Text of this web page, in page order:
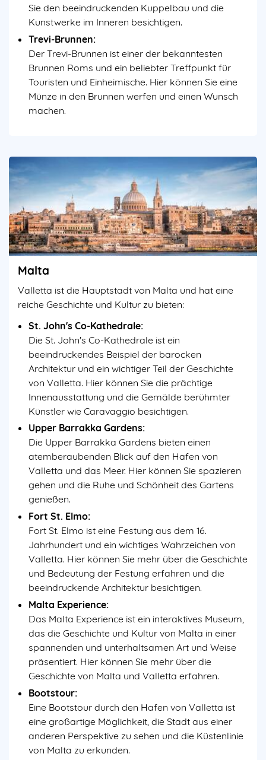
Sie den beeindruckenden Kuppelbau und die
Kunstwerke im Inneren besichtigen.
Trevi-Brunnen:
Der Trevi-Brunnen ist einer der bekanntesten
Brunnen Roms und ein beliebter Treffpunkt für
Touristen und Einheimische. Hier können Sie eine
Münze in den Brunnen werfen und einen Wunsch
machen.
Malta
Valletta ist die Hauptstadt von Malta und hat eine
reiche Geschichte und Kultur zu bieten:
St. John's Co-Kathedrale:
Die St. John's Co-Kathedrale ist ein
beeindruckendes Beispiel der barocken
Architektur und ein wichtiger Teil der Geschichte
von Valletta. Hier können Sie die prächtige
Innenausstattung und die Gemälde berühmter
Künstler wie Caravaggio besichtigen.
Upper Barrakka Gardens:
Die Upper Barrakka Gardens bieten einen
atemberaubenden Blick auf den Hafen von
Valletta und das Meer. Hier können Sie spazieren
gehen und die Ruhe und Schönheit des Gartens
genießen.
Fort St. Elmo:
Fort St. Elmo ist eine Festung aus dem 16.
Jahrhundert und ein wichtiges Wahrzeichen von
Valletta. Hier können Sie mehr über die Geschichte
und Bedeutung der Festung erfahren und die
beeindruckende Architektur besichtigen.
Malta Experience:
Das Malta Experience ist ein interaktives Museum,
das die Geschichte und Kultur von Malta in einer
spannenden und unterhaltsamen Art und Weise
präsentiert. Hier können Sie mehr über die
Geschichte von Malta und Valletta erfahren.
Bootstour:
Eine Bootstour durch den Hafen von Valletta ist
eine großartige Möglichkeit, die Stadt aus einer
anderen Perspektive zu sehen und die Küstenlinie
von Malta zu erkunden.